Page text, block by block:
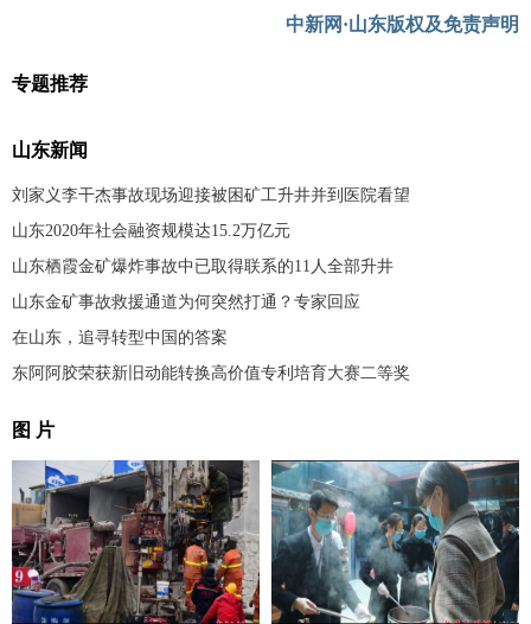
中新网·山东版权及免责声明
专题推荐
山东新闻
刘家义李干杰事故现场迎接被困矿工升井并到医院看望
山东2020年社会融资规模达15.2万亿元
山东栖霞金矿爆炸事故中已取得联系的11人全部升井
山东金矿事故救援通道为何突然打通？专家回应
在山东，追寻转型中国的答案
东阿阿胶荣获新旧动能转换高价值专利培育大赛二等奖
图 片